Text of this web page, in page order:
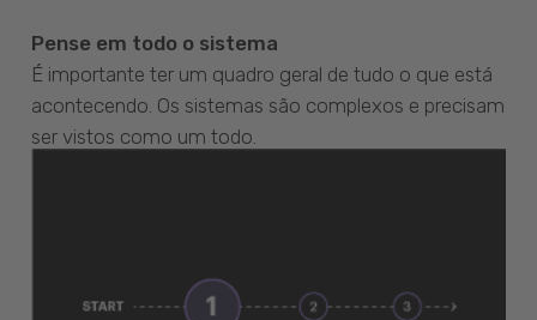
Pense em todo o sistema
É importante ter um quadro geral de tudo o que está
acontecendo. Os sistemas são complexos e precisam
ser vistos como um todo.